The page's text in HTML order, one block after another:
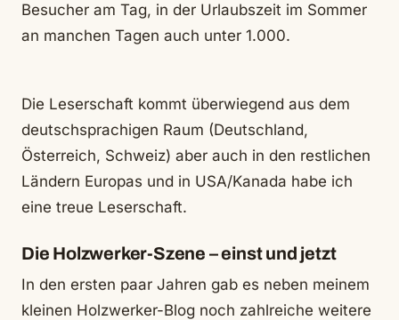
Besucher am Tag, in der Urlaubszeit im Sommer
an manchen Tagen auch unter 1.000.
Die Leserschaft kommt überwiegend aus dem
deutschsprachigen Raum (Deutschland,
Österreich, Schweiz) aber auch in den restlichen
Ländern Europas und in USA/Kanada habe ich
eine treue Leserschaft.
Die Holzwerker-Szene – einst und jetzt
In den ersten paar Jahren gab es neben meinem
kleinen Holzwerker-Blog noch zahlreiche weitere